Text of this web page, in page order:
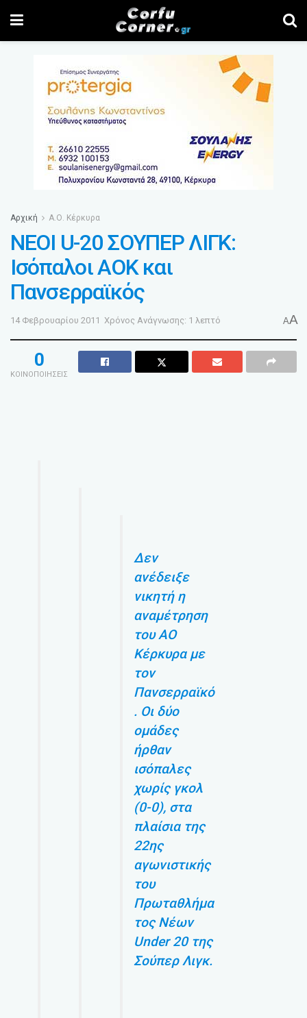
Αρχική Α.Ο. Κέρκυρα
ΝΕΟΙ U-20 ΣΟΥΠΕΡ ΛΙΓΚ:
Ισόπαλοι ΑΟΚ και
Πανσερραϊκός
14 Φεβρουαρίου 2011 Χρόνος Ανάγνωσης: 1 λεπτό AA
0
ΚΟΙΝΟΠΟΙΗΣΕΙΣ
Δεν
ανέδειξε
νικητή η
αναμέτρηση
του ΑΟ
Κέρκυρα με
τον
Πανσερραϊκό
. Οι δύο
ομάδες
ήρθαν
ισόπαλες
χωρίς γκολ
(0-0), στα
πλαίσια της
22ης
αγωνιστικής
του
Πρωταθλήμα
τος Νέων
Under 20 της
Σούπερ Λιγκ.